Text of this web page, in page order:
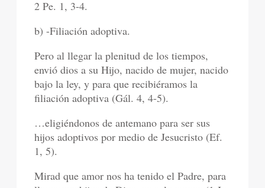
2 Pe. 1, 3-4.
b) -Filiación adoptiva.
Pero al llegar la plenitud de los tiempos,
envió dios a su Hijo, nacido de mujer, nacido
bajo la ley, y para que recibiéramos la
filiación adoptiva (Gál. 4, 4-5).
…eligiéndonos de antemano para ser sus
hijos adoptivos por medio de Jesucristo (Ef.
1, 5).
Mirad que amor nos ha tenido el Padre, para